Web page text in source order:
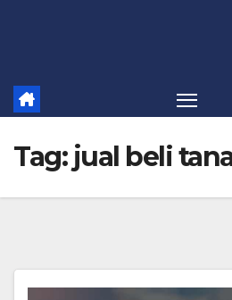
Tag: jual beli